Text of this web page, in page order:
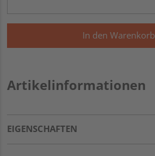
In den Warenkorb
Artikelinformationen
EIGENSCHAFTEN